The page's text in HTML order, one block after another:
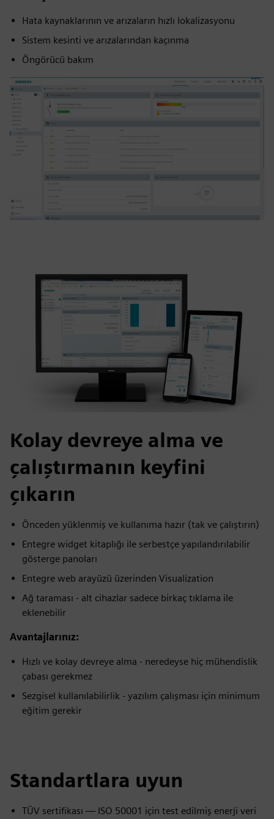
Hata kaynaklarının ve arızaların hızlı lokalizasyonu
Sistem kesinti ve arızalarından kaçınma
Öngörücü bakım
Kolay devreye alma ve
çalıştırmanın keyfini
çıkarın
Önceden yüklenmiş ve kullanıma hazır (tak ve çalıştırın)
Entegre widget kitaplığı ile serbestçe yapılandırılabilir
gösterge panoları
Entegre web arayüzü üzerinden Visualization
Ağ taraması - alt cihazlar sadece birkaç tıklama ile
eklenebilir
Avantajlarınız:
Hızlı ve kolay devreye alma - neredeyse hiç mühendislik
çabası gerekmez
Sezgisel kullanılabilirlik - yazılım çalışması için minimum
eğitim gerekir
Standartlara uyun
TÜV sertifikası — ISO 50001 için test edilmiş enerji veri